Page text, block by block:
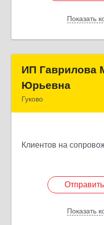
Показать
ИП Гаврилова
Юрьевна
Гуково
Клиентов на
Показать
ИП